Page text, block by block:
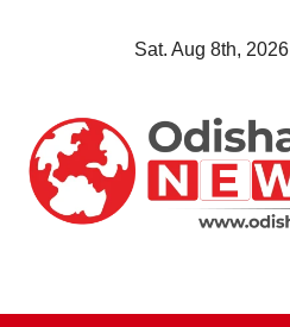
Sat. Aug 8th, 2026